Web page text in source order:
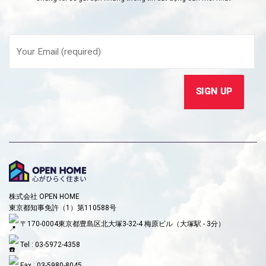
株式会社 OPEN HOME
東京都知事免許（1）第110588号
〒170-0004東京都豊島区北大塚3-32-4 梅原ビル（大塚駅 - 3分）
Tel : 03-5972-4358